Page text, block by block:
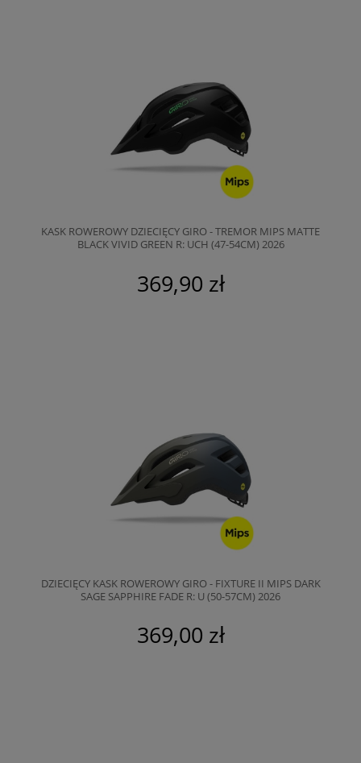
KASK ROWEROWY DZIECIĘCY GIRO - TREMOR MIPS MATTE
BLACK VIVID GREEN R: UCH (47-54CM) 2026
369,90 zł
DZIECIĘCY KASK ROWEROWY GIRO - FIXTURE II MIPS DARK
SAGE SAPPHIRE FADE R: U (50-57CM) 2026
369,00 zł